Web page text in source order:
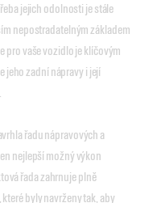
jejich odolnosti je stále
nepostradatelným základem
pro vaše vozidlo je klíčovým
jeho zadní nápravy i její
řadu nápravových a
nejlepší možný výkon
řada zahrnuje plně
byly navrženy tak, aby